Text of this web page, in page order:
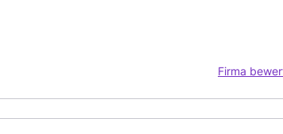
Firma